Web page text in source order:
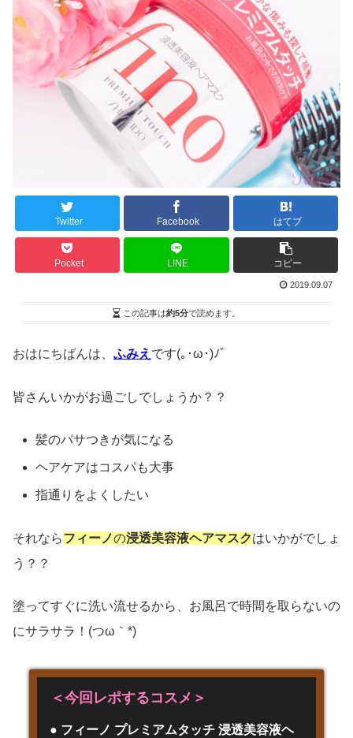
Twitter Facebook はてブ
Pocket LINE コピー
2019.09.07
この記事は約5分で読めます。
おはにちばんは、 ふみえ です(｡･ω･)ﾉﾞ
皆さんいかがお過ごしでしょうか？？
髪のパサつきが気になる
ヘアケアはコスパも大事
指通りをよくしたい
それならフィーノの浸透美容液ヘアマスクはいかがでしょ
う？？
塗ってすぐに洗い流せるから、お風呂で時間を取らないの
にサラサラ！(つω｀*)
＜今回レポするコスメ＞
● フィーノ プレミアムタッチ 浸透美容液ヘ